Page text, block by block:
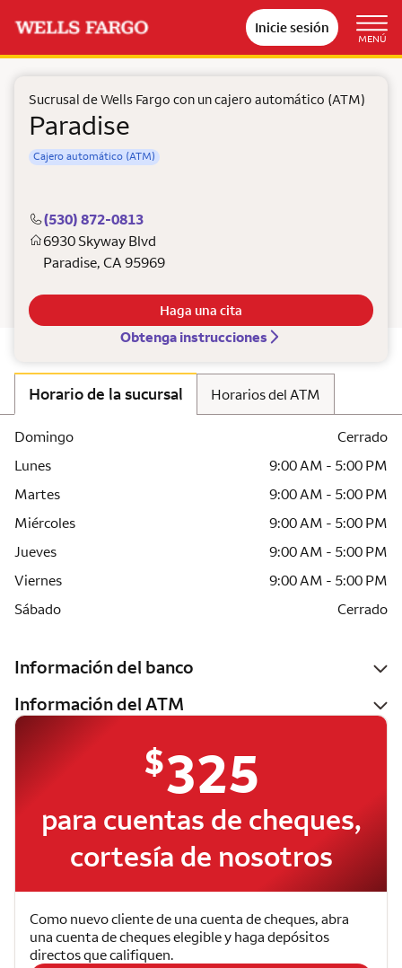
Inicie sesión
MENÚ
Sucrusal de Wells Fargo con un cajero automático (ATM)
Paradise
Cajero automático (ATM)
(530) 872-0813
6930 Skyway Blvd
Paradise, CA 95969
Obtenga instrucciones
Haga una cita
Horario de la sucursal Horarios del ATM
Domingo
Cerrado
Lunes
9:00 AM - 5:00 PM
Martes
9:00 AM - 5:00 PM
Miércoles
9:00 AM - 5:00 PM
Jueves
9:00 AM - 5:00 PM
Viernes
9:00 AM - 5:00 PM
Sábado
Cerrado
Información del banco
Información del ATM
$325
para cuentas de cheques,
cortesía de nosotros
Como nuevo cliente de una cuenta de cheques, abra
una cuenta de cheques elegible y haga depósitos
directos que califiquen.